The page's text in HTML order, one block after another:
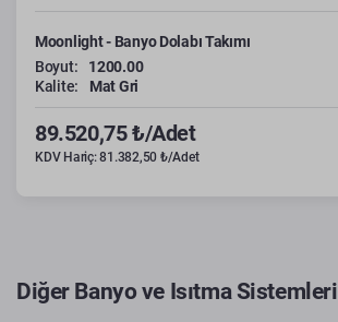
Moonlight - Banyo Dolabı Takımı
Boyut:
1200.00
Kalite:
Mat Gri
89.520,75 ₺/Adet
KDV Hariç: 81.382,50 ₺/Adet
Diğer Banyo ve Isıtma Sistemleri